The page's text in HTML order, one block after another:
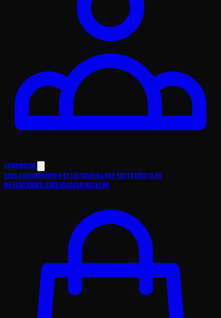
Comunidade
Roda DiáriaAdivinha o ResultadoLiga dos BrutusBruta do
MêsGiveawaysLeaderboardMinasKeno